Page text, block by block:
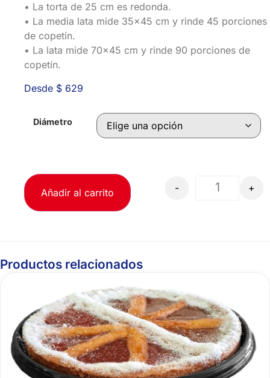
•⁠ ⁠La torta de 25 cm es redonda.
•⁠ ⁠La media lata mide 35×45 cm y rinde 45 porciones
de copetín.
•⁠ ⁠La lata mide 70×45 cm y rinde 90 porciones de
copetín.
Desde $ 629
Diámetro
- +
Añadir al carrito
Productos relacionados